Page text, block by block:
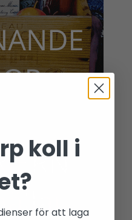
koll i
för att laga